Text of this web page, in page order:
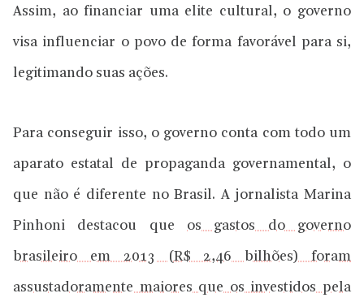
Assim, ao financiar uma elite cultural, o governo
visa influenciar o povo de forma favorável para si,
legitimando suas ações.
Para conseguir isso, o governo conta com todo um
aparato estatal de propaganda governamental, o
que não é diferente no Brasil. A jornalista Marina
Pinhoni destacou que os gastos do governo
brasileiro em 2013 (R$ 2,46 bilhões) foram
assustadoramente maiores que os investidos pela